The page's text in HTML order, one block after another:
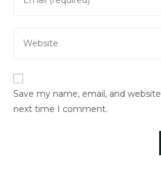
comment
your
address
your
URL
(optional)
Save my name, email, and
next time I comment.